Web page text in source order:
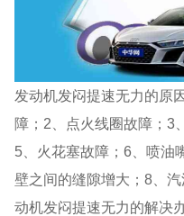
发动机发闷提速无力的原
障；2、点火线圈故障；3
5、火花塞故障；6、喷油
壁之间的缝隙增大；8、
动机发闷提速无力的解决